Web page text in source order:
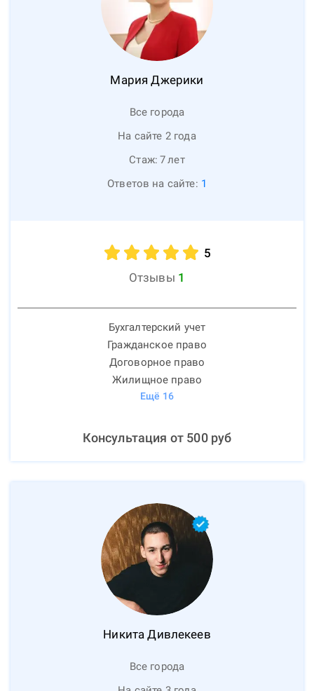
Мария Джерики
Все города
На сайте 2 года
Стаж: 7лет
Ответов на сайте: 1
5
Отзывы 1
Бухгалтерский учет
Гражданское право
Договорное право
Жилищное право
Ещё 16
Консультация от 500руб
Никита Дивлекеев
Все города